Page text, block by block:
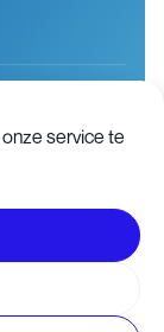
service te